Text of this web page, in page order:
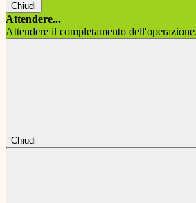
Chiudi
Attendere...
Attendere il completamento
Chiudi